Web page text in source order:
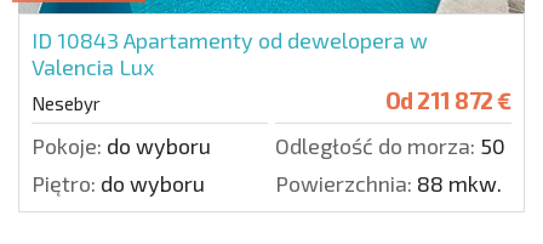
ID 10843 Apartamenty od dewelopera w
Valencia Lux
Nesebyr Od 211 872 €
Pokoje: do wyboru Odległość do morza: 50 m.
Piętro: do wyboru Powierzchnia: 88 mkw.